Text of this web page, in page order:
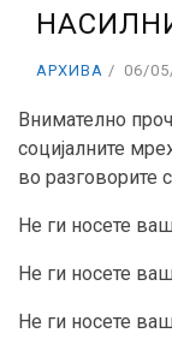
АРХИВА 06/
Внимателно
социјалните
во разговорите
Не ги носете
Не ги носете
Не ги носете